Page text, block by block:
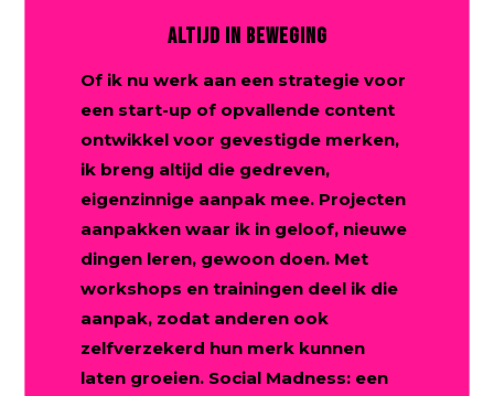
ALTIJD IN BEWEGING
Of ik nu werk aan een strategie voor
een start-up of opvallende content
ontwikkel voor gevestigde merken,
ik breng altijd die gedreven,
eigenzinnige aanpak mee. Projecten
aanpakken waar ik in geloof, nieuwe
dingen leren, gewoon doen. Met
workshops en trainingen deel ik die
aanpak, zodat anderen ook
zelfverzekerd hun merk kunnen
laten groeien. Social Madness: een